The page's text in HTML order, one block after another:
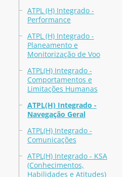
ATPL (H) Integrado -
Performance
ATPL (H) Integrado -
Planeamento e
Monitorização de Voo
ATPL(H) Integrado -
Comportamentos e
Limitações Humanas
ATPL(H) Integrado -
Navegação Geral
ATPL(H) Integrado -
Comunicações
ATPL(H) Integrado - KSA
(Conhecimentos,
Habilidades e Atitudes)